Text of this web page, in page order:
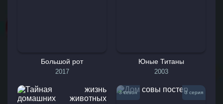
Большой рот
2017
Юные Титаны
2003
3 сезон 3 серия